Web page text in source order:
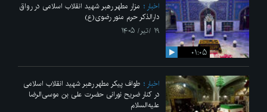
۰۱:۰۵
اخبار
مزار مطهر رهبر شهید انقلاب اسلامی در رواق
دارالذکر حرم منور رضوی(ع)
۱۹ /تیر/ ۱۴۰۵
اخبار
طواف پیکر مطهر رهبر شهید انقلاب اسلامی
در کنار ضریح نورانی حضرت علی‌ بن موسی‌الرضا
علیه‌السلام